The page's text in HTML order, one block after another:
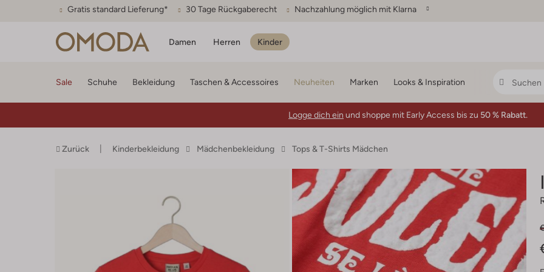
Gratis standard Lieferung* 30 Tage Rückgaberecht Nachzahlung möglich mit Klarna
Damen Herren Kinder
Sale Schuhe Bekleidung Taschen & Accessoires Neuheiten Marken Looks & Inspiration
Logge dich ein und shoppe mit Early Access bis zu 50 % Rabatt.
Zurück Kinderbekleidung Mädchenbekleidung Tops & T-Shirts Mädchen